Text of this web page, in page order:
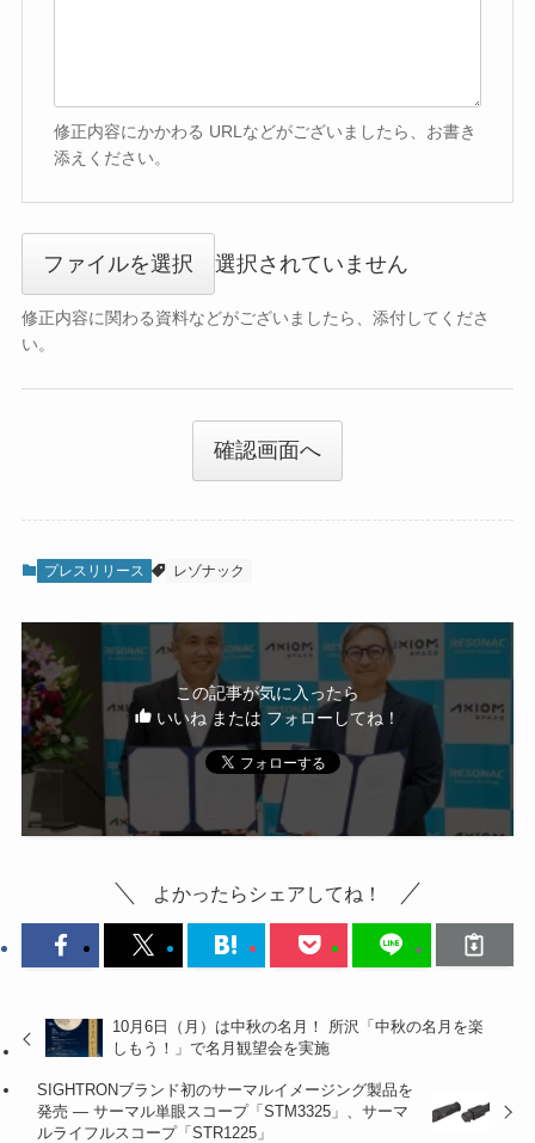
修正内容にかかわる URLなどがございましたら、お書き
添えください。
ファイルを選択 選択されていません
修正内容に関わる資料などがございましたら、添付してくださ
い。
確認画面へ
プレスリリース レゾナック
この記事が気に入ったら
いいね または フォローしてね！
よかったらシェアしてね！
10月6日（月）は中秋の名月！ 所沢「中秋の名月を楽
しもう！」で名月観望会を実施
SIGHTRONブランド初のサーマルイメージング製品を
発売 ― サーマル単眼スコープ「STM3325」、サーマ
ルライフルスコープ「STR1225」